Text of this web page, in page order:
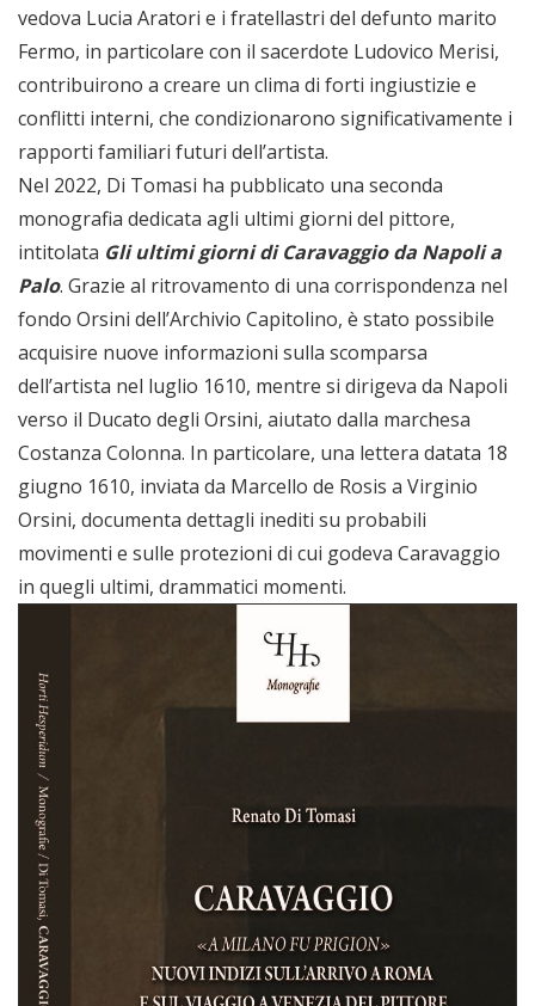
vedova Lucia Aratori e i fratellastri del defunto marito
Fermo, in particolare con il sacerdote Ludovico Merisi,
contribuirono a creare un clima di forti ingiustizie e
conflitti interni, che condizionarono significativamente i
rapporti familiari futuri dell’artista.
Nel 2022, Di Tomasi ha pubblicato una seconda
monografia dedicata agli ultimi giorni del pittore,
intitolata Gli ultimi giorni di Caravaggio da Napoli a
Palo. Grazie al ritrovamento di una corrispondenza nel
fondo Orsini dell’Archivio Capitolino, è stato possibile
acquisire nuove informazioni sulla scomparsa
dell’artista nel luglio 1610, mentre si dirigeva da Napoli
verso il Ducato degli Orsini, aiutato dalla marchesa
Costanza Colonna. In particolare, una lettera datata 18
giugno 1610, inviata da Marcello de Rosis a Virginio
Orsini, documenta dettagli inediti su probabili
movimenti e sulle protezioni di cui godeva Caravaggio
in quegli ultimi, drammatici momenti.